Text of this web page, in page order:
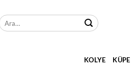
Ara:
KOLYE KÜPE